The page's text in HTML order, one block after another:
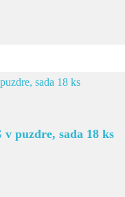
puzdre, sada 18 ks